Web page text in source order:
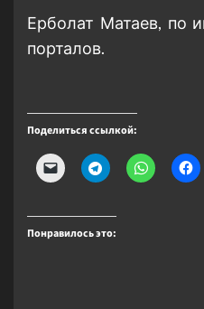
Ерболат Матаев, по
порталов.
Поделиться ссылкой:
Понравилось это: